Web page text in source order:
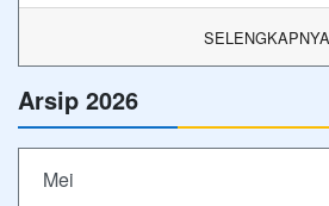
SELENGKAPNYA
Arsip 2026
Mei